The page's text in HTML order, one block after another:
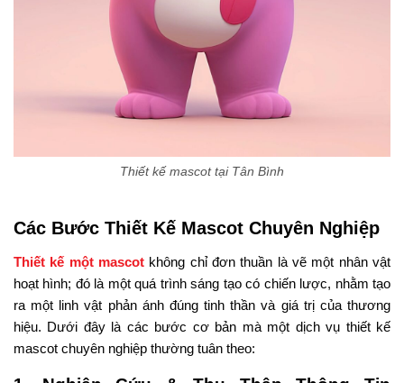
Thiết kế mascot tại Tân Bình
Các Bước Thiết Kế Mascot Chuyên Nghiệp
Thiết kế một mascot không chỉ đơn thuần là vẽ một nhân vật
hoạt hình; đó là một quá trình sáng tạo có chiến lược, nhằm tạo
ra một linh vật phản ánh đúng tinh thần và giá trị của thương
hiệu. Dưới đây là các bước cơ bản mà một dịch vụ thiết kế
mascot chuyên nghiệp thường tuân theo: